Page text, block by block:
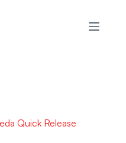
Quick Release